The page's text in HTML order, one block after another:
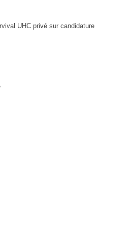
UHC privé sur candidature